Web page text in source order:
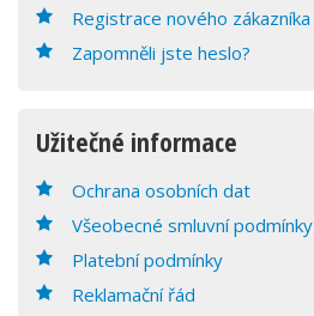
Registrace nového zákazníka
Zapomněli jste heslo?
Užitečné informace
Ochrana osobních dat
Všeobecné smluvní podmínky
Platební podmínky
Reklamační řád